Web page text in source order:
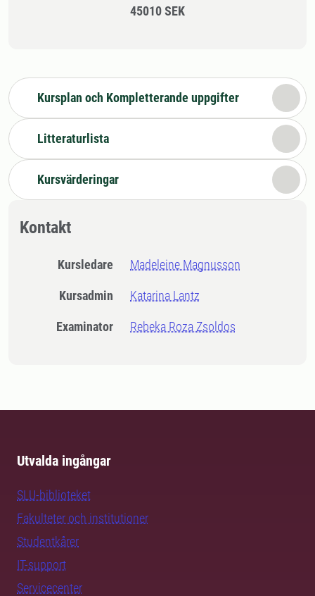
45010 SEK
Kursplan och Kompletterande uppgifter
Litteraturlista
Kursvärderingar
Kontakt
Kursledare Madeleine Magnusson
Kursadmin Katarina Lantz
Examinator Rebeka Roza Zsoldos
Utvalda ingångar
SLU-biblioteket
Fakulteter och institutioner
Studentkårer
IT-support
Servicecenter